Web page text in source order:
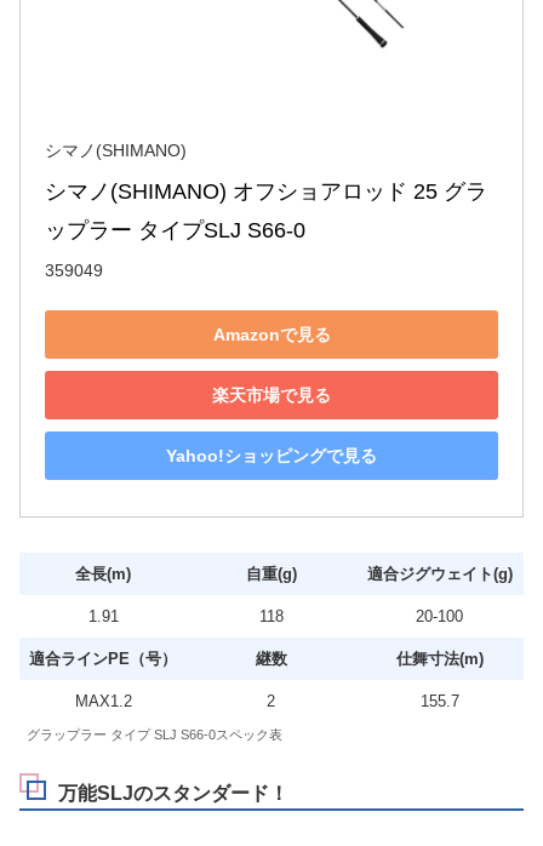
シマノ(SHIMANO)
シマノ(SHIMANO) オフショアロッド 25 グラ
ップラー タイプSLJ S66-0
359049
Amazonで見る
楽天市場で見る
Yahoo!ショッピングで見る
全長(m) 自重(g) 適合ジグウェイト(g)
1.91 118 20-100
適合ラインPE（号） 継数 仕舞寸法(m)
MAX1.2 2 155.7
グラップラー タイプ SLJ S66-0スペック表
万能SLJのスタンダード！